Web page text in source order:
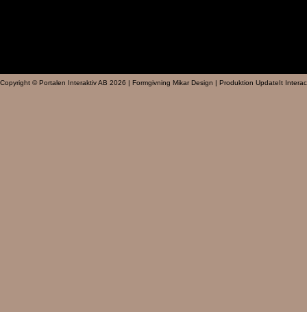
Copyright © Portalen Interaktiv AB 2026 | Formgivning Mikar Design | Produktion UpdateIt